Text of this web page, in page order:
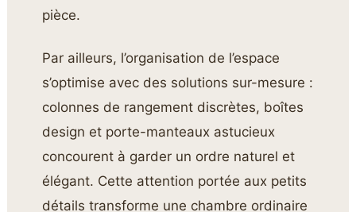
pièce.
Par ailleurs, l’organisation de l’espace
s’optimise avec des solutions sur-mesure :
colonnes de rangement discrètes, boîtes
design et porte-manteaux astucieux
concourent à garder un ordre naturel et
élégant. Cette attention portée aux petits
détails transforme une chambre ordinaire